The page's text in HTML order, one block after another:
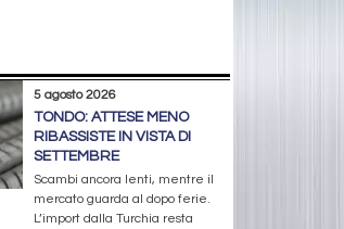
5 agosto 2026
TONDO: ATTESE MENO
RIBASSISTE IN VISTA DI
SETTEMBRE
Scambi ancora lenti, mentre il
mercato guarda al dopo ferie.
L’import dalla Turchia resta